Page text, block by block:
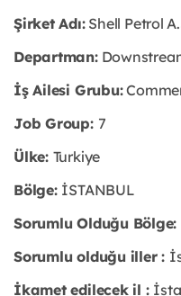
Şirket Adı:Shell Petrol
Departman:
İş Ailesi Grubu:
Job Group: 7
Ülke: Turkiye
Bölge: İSTANBUL
Sorumlu Olduğu Bölge:
Sorumlu olduğu iller :
İkamet edilecek il :